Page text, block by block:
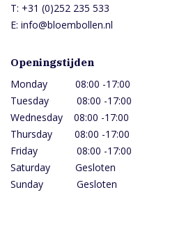
T: +31 (0)252 235 533
E: info@bloembollen.nl
Openingstijden
Monday 08:00 -17:00
Tuesday 08:00 -17:00
Wednesday 08:00 -17:00
Thursday 08:00 -17:00
Friday 08:00 -17:00
Saturday Gesloten
Sunday Gesloten